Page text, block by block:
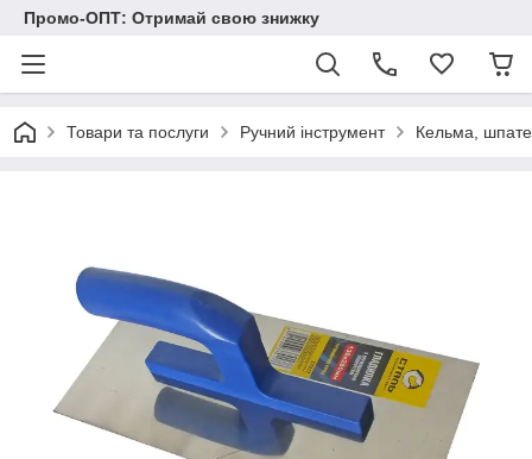
Промо-ОПТ: Отримай свою знижку
Товари та послуги Ручний інструмент Кельма,